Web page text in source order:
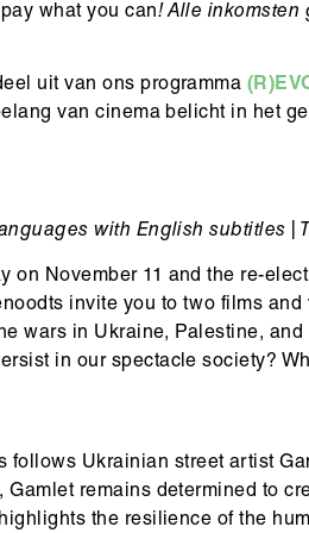
pay what you can! Alle inkomsten
uit van ons programma
van cinema belicht in het
with English subtitles |
on November 11 and the re-
invite you to two films and
wars in Ukraine, Palestine,
in our spectacle society?
follows Ukrainian street artist
Gamlet remains determined to
the resilience of the